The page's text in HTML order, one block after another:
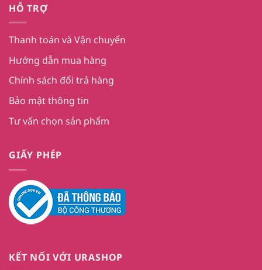
HỖ TRỢ
Thanh toán và Vận chuyển
Hướng dẫn mua hàng
Chính sách đổi trả hàng
Bảo mật thông tin
Tư vấn chọn sản phẩm
GIẤY PHÉP
KẾT NỐI VỚI URASHOP